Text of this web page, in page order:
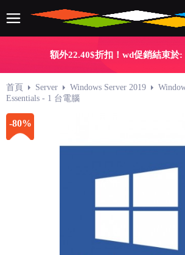
額外22.40$折扣！wd促銷結束於:
首頁 Server Windows Server 2019
Essentials - 1 台電腦
-80%